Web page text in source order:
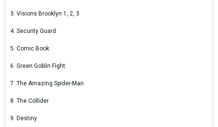
3. Visions Brooklyn 1, 2, 3
4. Security Guard
5. Comic Book
6. Green Goblin Fight
7. The Amazing Spider-Man
8. The Collider
9. Destiny